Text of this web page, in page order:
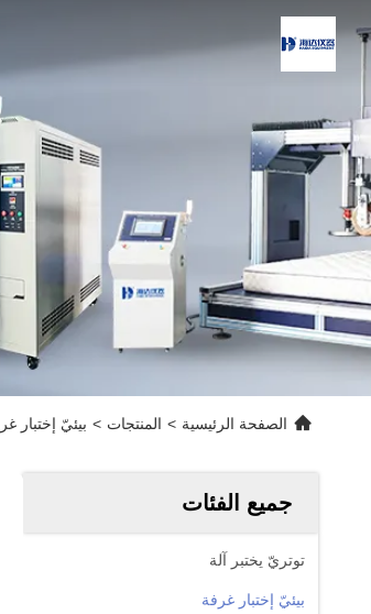
الصفحة الرئيسية > المنتجات > بيئيّ إختبار
جميع الفئات
توتريّ يختبر آلة
بيئيّ إختبار غرفة